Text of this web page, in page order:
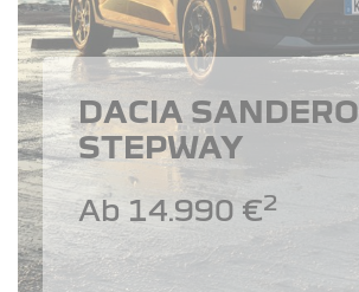
DACIA SANDERO
STEPWAY
Ab 14.990 €2